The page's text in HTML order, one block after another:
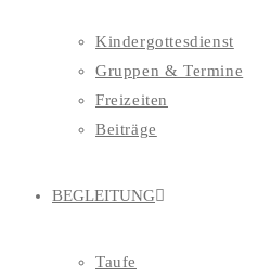
Kindergottesdienst
Gruppen & Termine
Freizeiten
Beiträge
BEGLEITUNG
Taufe